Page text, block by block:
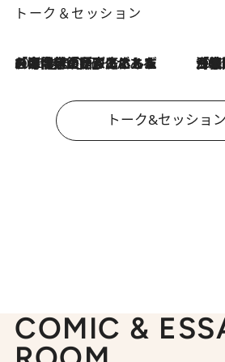
トーク＆セッション
2026.8.3
「今後値上げがあるとすれば…」「リスクがあるのは今年の冬」エネルギー専門家が語る、ホルムズ海峡封鎖が家庭にもたらす“ある心配” 「住宅建てられない…」「サーチャージ料
トーク&セッショ
COMIC &